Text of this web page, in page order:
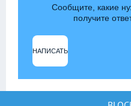
Сообщите, какие
получите
НАПИСАТЬ